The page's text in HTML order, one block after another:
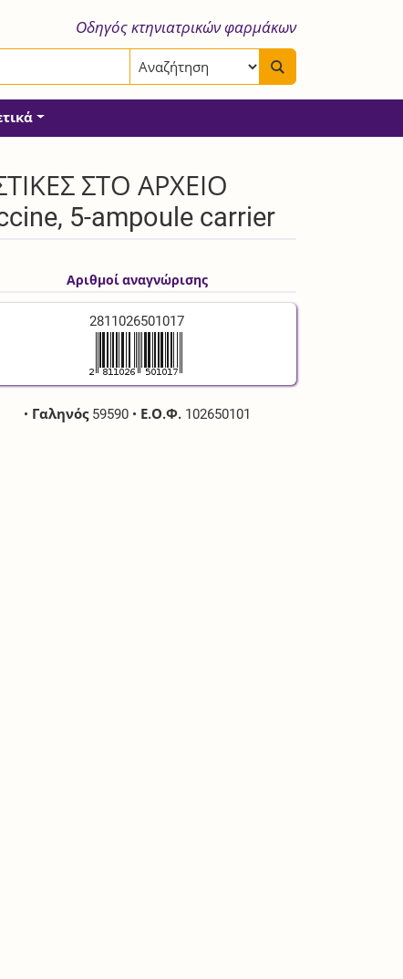
Οδηγός κτηνιατρικών φαρμάκων
ΣΤΟ ΑΡΧΕΙΟ
5-ampoule carrier
Αριθμοί αναγνώρισης
2811026501017
• Γαληνός59590 • Ε.Ο.Φ.102650101